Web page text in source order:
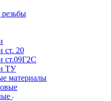
ст. 20
ст.09Г2С
ТУ
материалы